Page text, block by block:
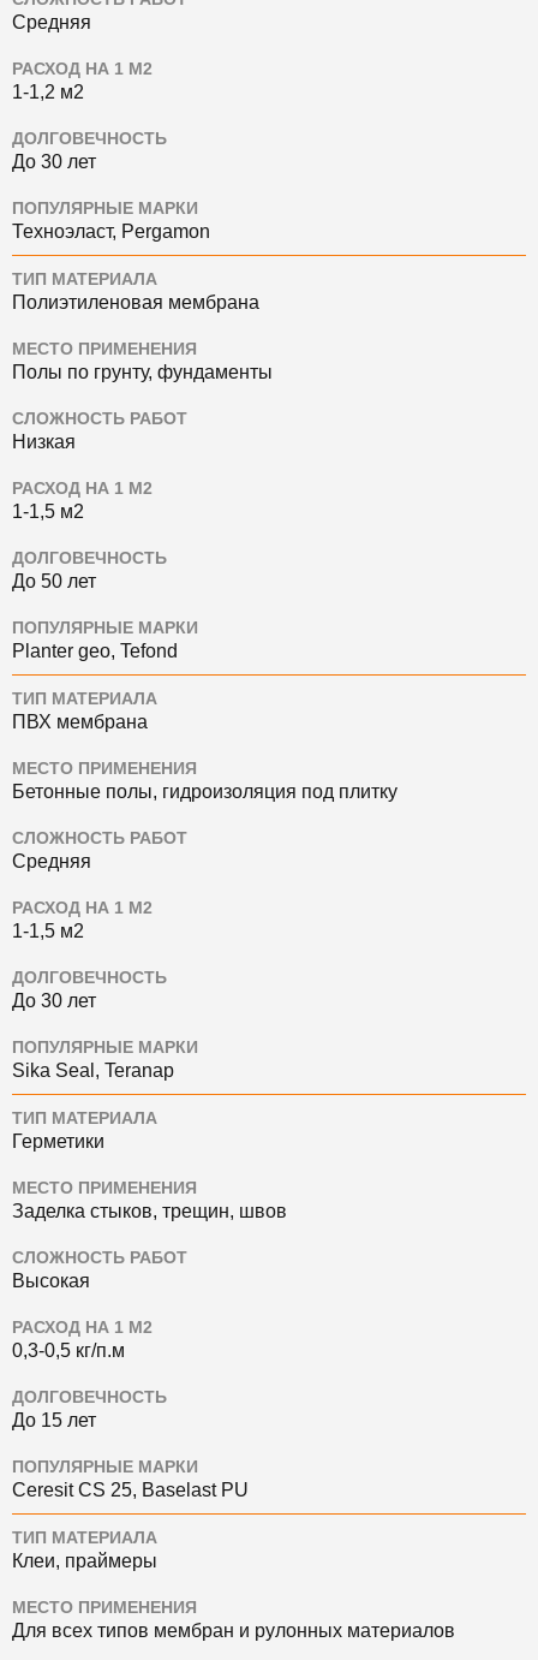
Средняя
РАСХОД НА 1 М2
1-1,2 м2
ДОЛГОВЕЧНОСТЬ
До 30 лет
ПОПУЛЯРНЫЕ МАРКИ
Техноэласт, Pergamon
ТИП МАТЕРИАЛА
Полиэтиленовая мембрана
МЕСТО ПРИМЕНЕНИЯ
Полы по грунту, фундаменты
СЛОЖНОСТЬ РАБОТ
Низкая
РАСХОД НА 1 М2
1-1,5 м2
ДОЛГОВЕЧНОСТЬ
До 50 лет
ПОПУЛЯРНЫЕ МАРКИ
Planter geo, Tefond
ТИП МАТЕРИАЛА
ПВХ мембрана
МЕСТО ПРИМЕНЕНИЯ
Бетонные полы, гидроизоляция под плитку
СЛОЖНОСТЬ РАБОТ
Средняя
РАСХОД НА 1 М2
1-1,5 м2
ДОЛГОВЕЧНОСТЬ
До 30 лет
ПОПУЛЯРНЫЕ МАРКИ
Sika Seal, Teranap
ТИП МАТЕРИАЛА
Герметики
МЕСТО ПРИМЕНЕНИЯ
Заделка стыков, трещин, швов
СЛОЖНОСТЬ РАБОТ
Высокая
РАСХОД НА 1 М2
0,3-0,5 кг/п.м
ДОЛГОВЕЧНОСТЬ
До 15 лет
ПОПУЛЯРНЫЕ МАРКИ
Ceresit CS 25, Baselast PU
ТИП МАТЕРИАЛА
Клеи, праймеры
МЕСТО ПРИМЕНЕНИЯ
Для всех типов мембран и рулонных материалов